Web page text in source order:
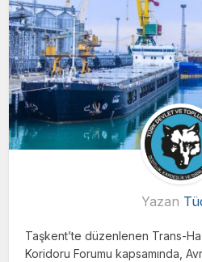
Yazan
Taşkent’te düzenlenen Trans-
Koridoru Forumu kapsamında,